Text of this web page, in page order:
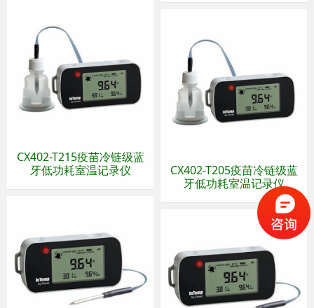
CX402-T215疫苗冷链级蓝
牙低功耗室温记录仪
CX402-T205疫苗冷链级蓝
牙低功耗室温记录仪